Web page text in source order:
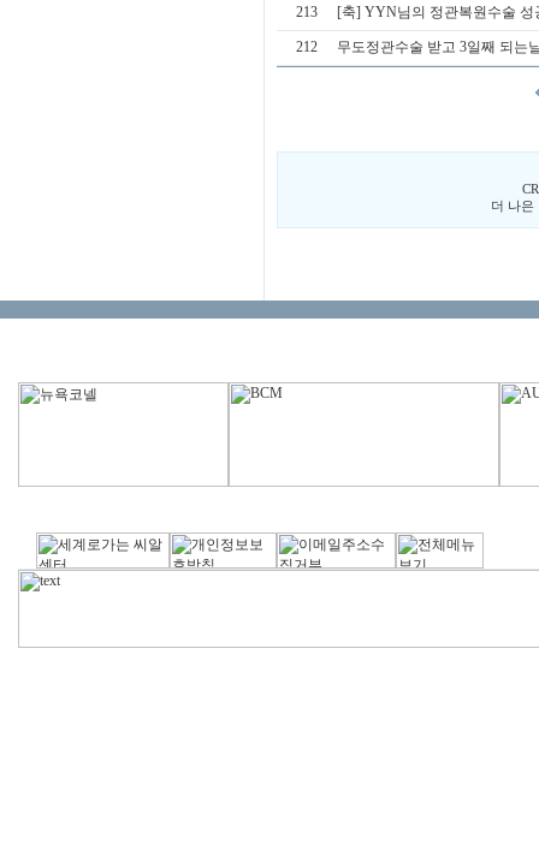
213 [축] YYN님의 정관복원수술
212 무도정관수술 받고 3일째 되는
더 나은